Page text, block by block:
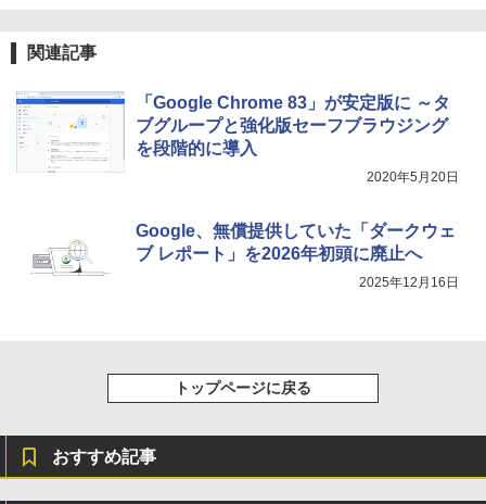
New Amazon Kindle Scribe Colorsoft |
11インチカラーディスプレイ、64GBスト
レージ、ノート機能搭載、明るさ自動調
整、色調調節ライト、プレミアムペン付
￥115,980
関連記事
「Google Chrome 83」が安定版に ～タ
ブグループと強化版セーフブラウジング
を段階的に導入
2020年5月20日
Google、無償提供していた「ダークウェ
ブ レポート」を2026年初頭に廃止へ
2025年12月16日
トップページに戻る
おすすめ記事